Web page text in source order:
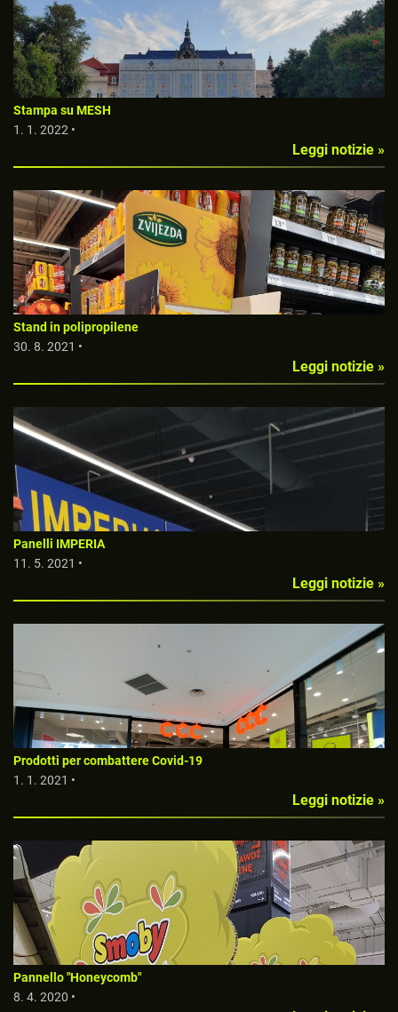
Stampa su MESH
1. 1. 2022 •
Leggi notizie »
Stand in polipropilene
30. 8. 2021 •
Leggi notizie »
Panelli IMPERIA
11. 5. 2021 •
Leggi notizie »
Prodotti per combattere Covid-19
1. 1. 2021 •
Leggi notizie »
Pannello "Honeycomb"
8. 4. 2020 •